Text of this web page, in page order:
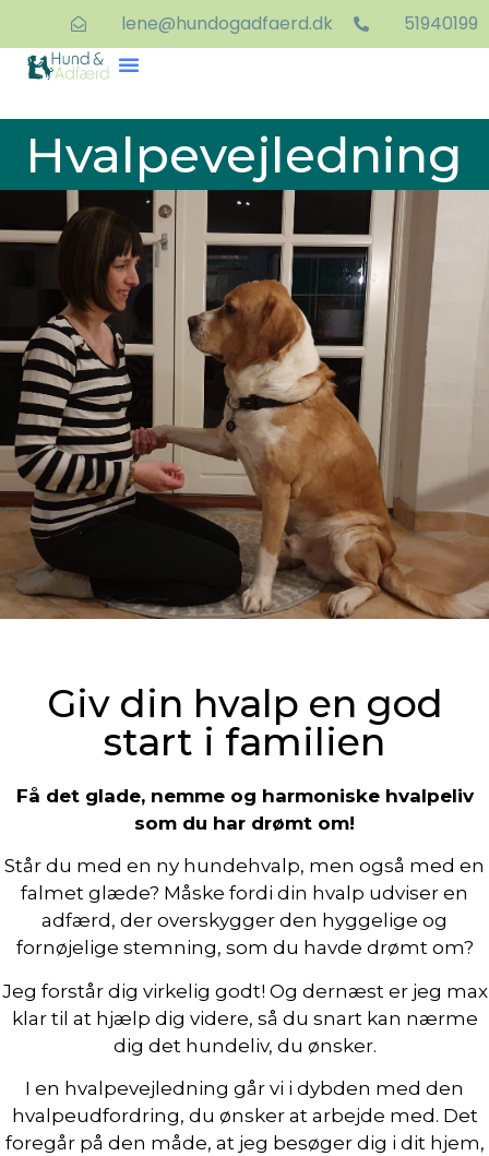
lene@hundogadfaerd.dk 51940199
Hvalpevejledning
Giv din hvalp en god
start i familien
Få det glade, nemme og harmoniske hvalpeliv
som du har drømt om!
Står du med en ny hundehvalp, men også med en
falmet glæde? Måske fordi din hvalp udviser en
adfærd, der overskygger den hyggelige og
fornøjelige stemning, som du havde drømt om?
Jeg forstår dig virkelig godt! Og dernæst er jeg max
klar til at hjælp dig videre, så du snart kan nærme
dig det hundeliv, du ønsker.
I en hvalpevejledning går vi i dybden med den
hvalpeudfordring, du ønsker at arbejde med. Det
foregår på den måde, at jeg besøger dig i dit hjem,